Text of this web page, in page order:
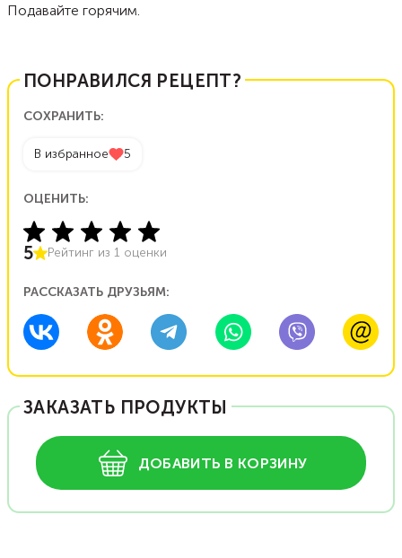
Подавайте горячим.
ПОНРАВИЛСЯ РЕЦЕПТ?
СОХРАНИТЬ:
В избранное 5
ОЦЕНИТЬ:
5 Рейтинг из 1 оценки
РАССКАЗАТЬ ДРУЗЬЯМ:
ЗАКАЗАТЬ ПРОДУКТЫ
ДОБАВИТЬ В КОРЗИНУ